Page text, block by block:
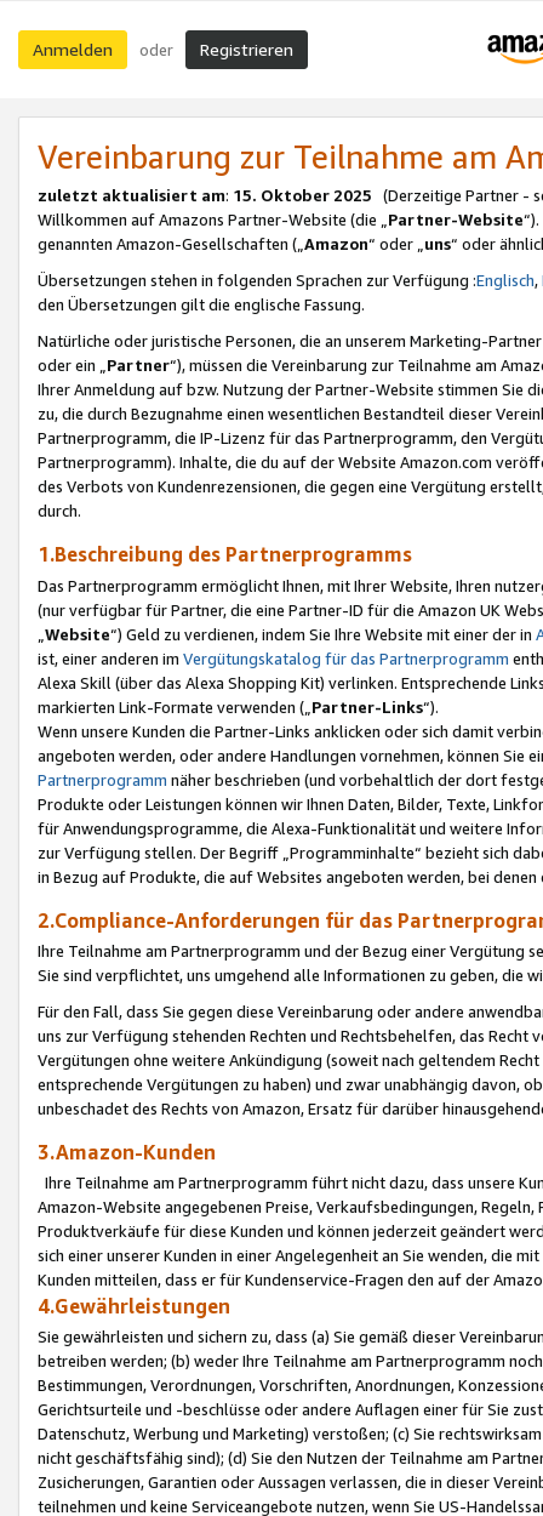
Anmelden oder Registrieren
Vereinbarung zur Teilnahme am
zuletzt aktualisiert am: 15. Oktober 2025 (Derzeitige Partner -
Willkommen auf Amazons Partner-Website (die „Partner-Website
genannten Amazon-Gesellschaften („Amazon“ oder „uns“ oder
Übersetzungen stehen in folgenden Sprachen zur Verfügung :Englisch,
den Übersetzungen gilt die englische Fassung.
Natürliche oder juristische Personen, die an unserem Marketing-
oder ein „Partner“), müssen die Vereinbarung zur Teilnahme am
Ihrer Anmeldung auf bzw. Nutzung der Partner-Website stimmen Sie
zu, die durch Bezugnahme einen wesentlichen Bestandteil dieser
Partnerprogramm, die IP-Lizenz für das Partnerprogramm, den
Partnerprogramm). Inhalte, die du auf der Website Amazon.com
des Verbots von Kundenrezensionen, die gegen eine Vergütung
durch.
1.Beschreibung des Partnerprogramms
Das Partnerprogramm ermöglicht Ihnen, mit Ihrer Website, Ihren
(nur verfügbar für Partner, die eine Partner-ID für die Amazon UK
Website“) Geld zu verdienen, indem Sie Ihre Website mit einer der in
ist, einer anderen im Vergütungskatalog für das Partnerprogramm
Alexa Skill (über das Alexa Shopping Kit) verlinken. Entsprechende
markierten Link-Formate verwenden („ Partner-Links“).
Wenn unsere Kunden die Partner-Links anklicken oder sich damit
angeboten werden, oder andere Handlungen vornehmen, können Sie
Partnerprogramm näher beschrieben (und vorbehaltlich der dort
Produkte oder Leistungen können wir Ihnen Daten, Bilder, Texte,
für Anwendungsprogramme, die Alexa-Funktionalität und weitere
zur Verfügung stellen. Der Begriff „Programminhalte“ bezieht sich
in Bezug auf Produkte, die auf Websites angeboten werden, bei
2.Compliance-Anforderungen für das
Ihre Teilnahme am Partnerprogramm und der Bezug einer Vergütung
Sie sind verpflichtet, uns umgehend alle Informationen zu geben, die
Für den Fall, dass Sie gegen diese Vereinbarung oder andere
uns zur Verfügung stehenden Rechten und Rechtsbehelfen, das
Vergütungen ohne weitere Ankündigung (soweit nach geltendem
entsprechende Vergütungen zu haben) und zwar unabhängig davon,
unbeschadet des Rechts von Amazon, Ersatz für darüber
3.Amazon-Kunden
Ihre Teilnahme am Partnerprogramm führt nicht dazu, dass unsere
Amazon-Website angegebenen Preise, Verkaufsbedingungen,
Produktverkäufe für diese Kunden und können jederzeit geändert
sich einer unserer Kunden in einer Angelegenheit an Sie wenden, die
Kunden mitteilen, dass er für Kundenservice-Fragen den auf der
4.Gewährleistungen
Sie gewährleisten und sichern zu, dass (a) Sie gemäß dieser
betreiben werden; (b) weder Ihre Teilnahme am Partnerprogramm
Bestimmungen, Verordnungen, Vorschriften, Anordnungen,
Gerichtsurteile und -beschlüsse oder andere Auflagen einer für Sie
Datenschutz, Werbung und Marketing) verstoßen; (c) Sie
nicht geschäftsfähig sind); (d) Sie den Nutzen der Teilnahme am
Zusicherungen, Garantien oder Aussagen verlassen, die in dieser
teilnehmen und keine Serviceangebote nutzen, wenn Sie US-